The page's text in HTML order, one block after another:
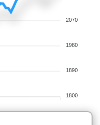
2070
1980
1890
1800